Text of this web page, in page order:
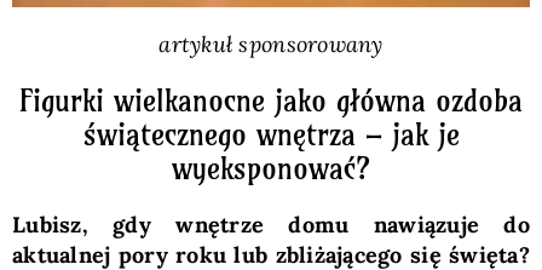
Kuchnie świata
SKLEP
Polski
artykuł sponsorowany
Figurki wielkanocne jako główna ozdoba
świątecznego wnętrza – jak je
wyeksponować?
Lubisz, gdy wnętrze domu nawiązuje do
aktualnej pory roku lub zbliżającego się święta?